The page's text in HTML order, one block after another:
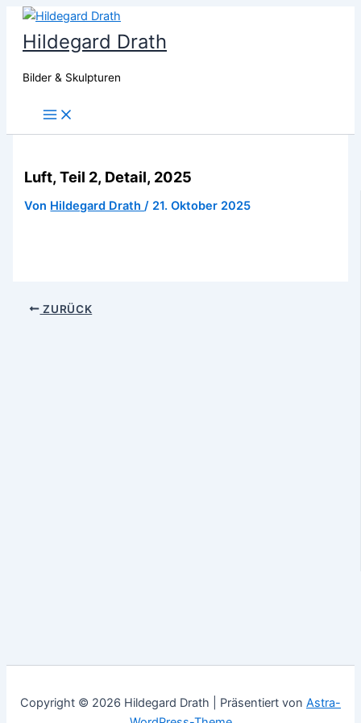
Zum
Inhalt
springen
Hildegard Drath
Bilder & Skulpturen
Main
Menu
Luft, Teil 2, Detail, 2025
Von Hildegard Drath/ 21. Oktober 2025
ZURÜCK
Copyright © 2026 Hildegard Drath | Präsentiert von Astra-